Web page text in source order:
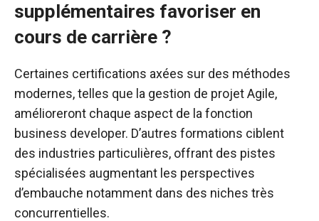
supplémentaires favoriser en
cours de carrière ?
Certaines certifications axées sur des méthodes
modernes, telles que la gestion de projet Agile,
amélioreront chaque aspect de la fonction
business developer. D’autres formations ciblent
des industries particulières, offrant des pistes
spécialisées augmentant les perspectives
d’embauche notamment dans des niches très
concurrentielles.